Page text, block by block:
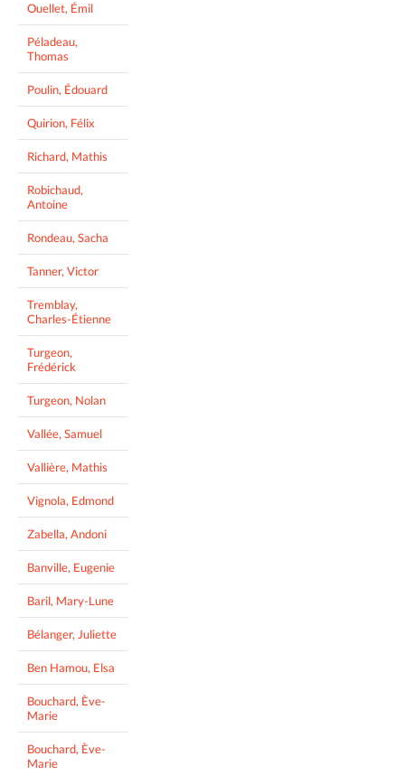
Ouellet, Émil
Péladeau,
Thomas
Poulin, Édouard
Quirion, Félix
Richard, Mathis
Robichaud,
Antoine
Rondeau, Sacha
Tanner, Victor
Tremblay,
Charles-Étienne
Turgeon,
Frédérick
Turgeon, Nolan
Vallée, Samuel
Vallière, Mathis
Vignola, Edmond
Zabella, Andoni
Banville, Eugenie
Baril, Mary-Lune
Bélanger, Juliette
Ben Hamou, Elsa
Bouchard, Ève-
Marie
Bouchard, Ève-
Marie